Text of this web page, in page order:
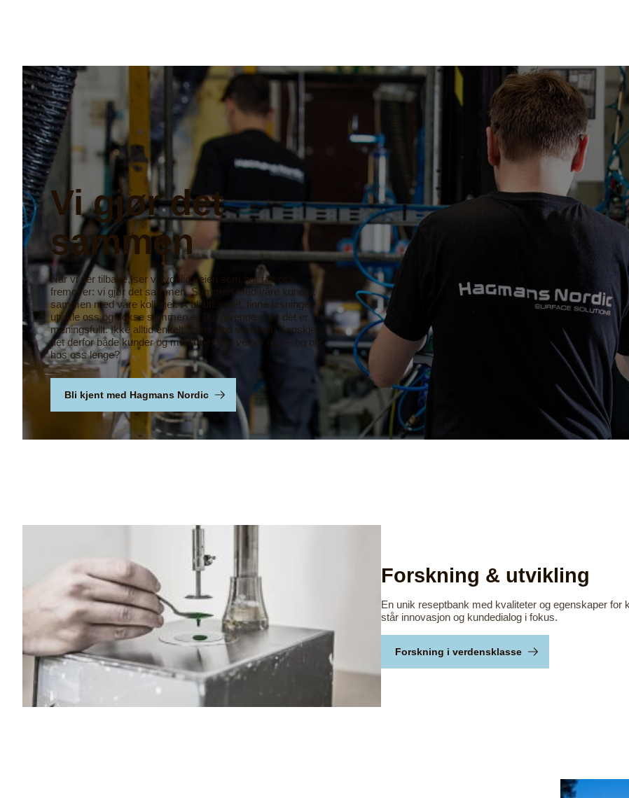
Vi gjør det
sammen
Når vi ser tilbake, ser vi tydelig veien som har tatt oss
fremover: vi gjør det sammen. Sammen med våre kunder,
sammen med våre kolleger. Å bli utfordret, finne løsninger,
utvikle oss og vokse sammen er like givende som det er
meningsfullt. Ikke alltid enkelt, men alltid verdifullt. Kanskje er
det derfor både kunder og medarbeidere velger oss – og blir
hos oss lenge?
Bli kjent med Hagmans Nordic
Forskning & utvikling
En unik reseptbank med kvaliteter og egenskaper
står innovasjon og kundedialog i fokus.
Forskning i verdensklasse